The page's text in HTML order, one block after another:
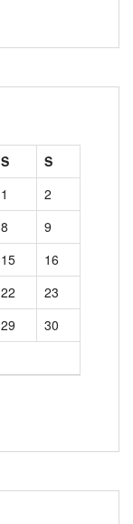
S
S
1
2
8
9
15
16
22
23
29
30